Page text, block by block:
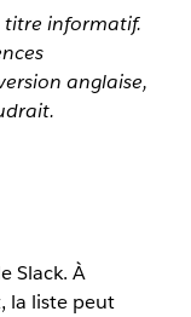
titre informatif.
anglaise,
Slack. À
la liste peut